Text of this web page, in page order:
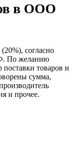
в ООО
согласно
По желанию
товаров и
сумма,
и прочее.